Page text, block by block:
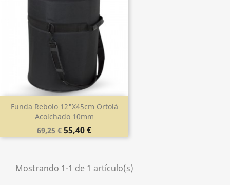
Funda Rebolo 12"x45cm Ortolá
Acolchado 10mm
69,25 € 55,40 €
Mostrando 1-1 de 1 artículo(s)